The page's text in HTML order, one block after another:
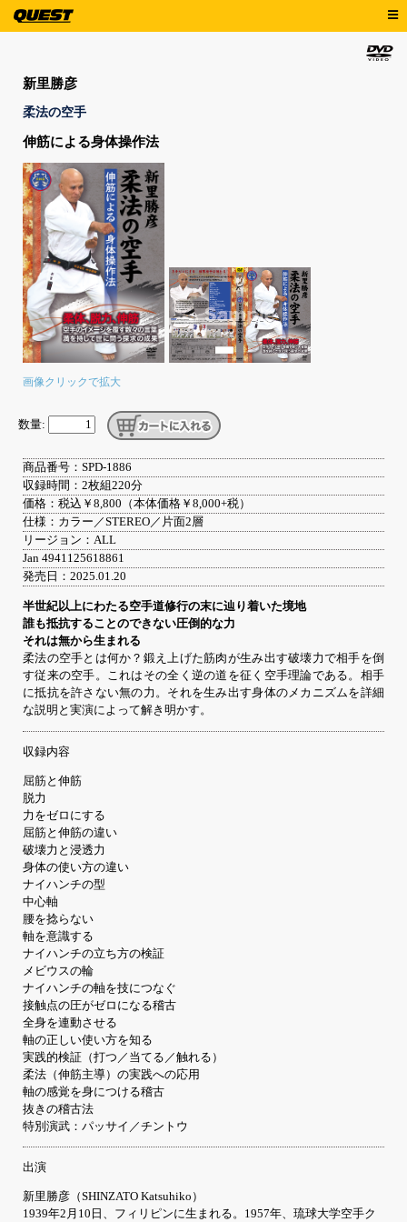
新里勝彦
柔法の空手
伸筋による身体操作法
画像クリックで拡大
数量:
商品番号：SPD-1886
収録時間：2枚組220分
価格：税込￥8,800（本体価格￥8,000+税）
仕様：カラー／STEREO／片面2層
リージョン：ALL
Jan 4941125618861
発売日：2025.01.20
半世紀以上にわたる空手道修行の末に辿り着いた境地
誰も抵抗することのできない圧倒的な力
それは無から生まれる
柔法の空手とは何か？鍛え上げた筋肉が生み出す破壊力で相手を倒
す従来の空手。これはその全く逆の道を征く空手理論である。相手
に抵抗を許さない無の力。それを生み出す身体のメカニズムを詳細
な説明と実演によって解き明かす。
収録内容
屈筋と伸筋
脱力
力をゼロにする
屈筋と伸筋の違い
破壊力と浸透力
身体の使い方の違い
ナイハンチの型
中心軸
腰を捻らない
軸を意識する
ナイハンチの立ち方の検証
メビウスの輪
ナイハンチの軸を技につなぐ
接触点の圧がゼロになる稽古
全身を連動させる
軸の正しい使い方を知る
実践的検証（打つ／当てる／触れる）
柔法（伸筋主導）の実践への応用
軸の感覚を身につける稽古
抜きの稽古法
特別演武：パッサイ／チントウ
出演
新里勝彦（SHINZATO Katsuhiko）
1939年2月10日、フィリピンに生まれる。1957年、琉球大学空手ク